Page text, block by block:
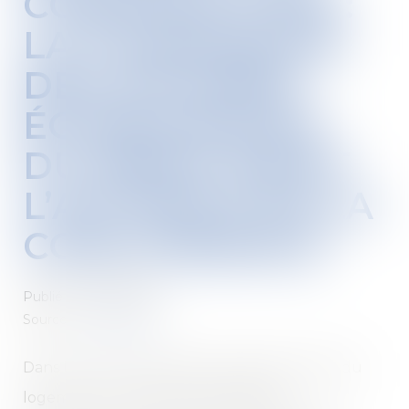
LA COMMISSION
DES AFFAIRES
ÉCONOMIQUES
DU SÉNAT SAISIT
L’AUTORITÉ DE LA
CONCURRENCE
Publié le :
Source :
Dans le contexte de la poursuite de la crise du
logement, la commission des affaires